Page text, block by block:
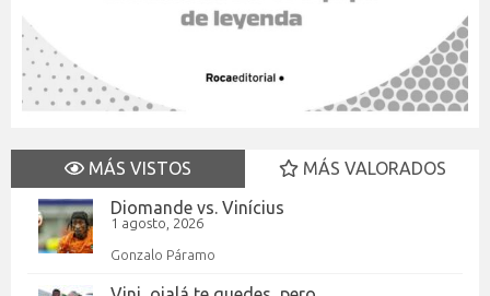
MÁS VISTOS
MÁS VALORADOS
Diomande vs. Vinícius
1 agosto, 2026
Gonzalo Páramo